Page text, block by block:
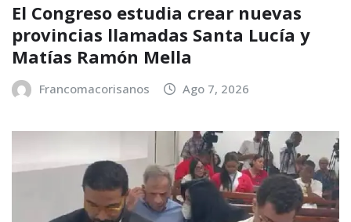
El Congreso estudia crear nuevas
provincias llamadas Santa Lucía y
Matías Ramón Mella
Francomacorisanos Ago 7, 2026